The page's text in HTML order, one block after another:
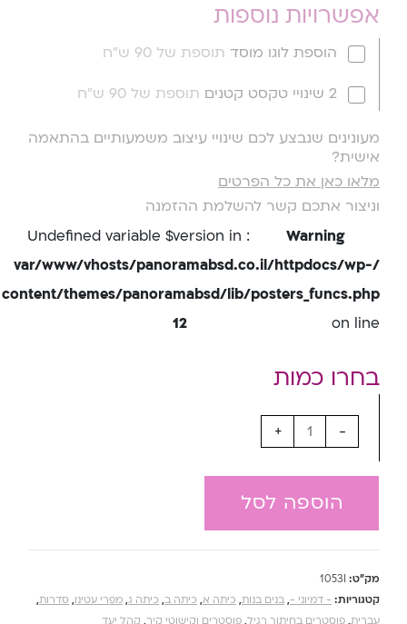
אפשרויות נוספות
הוספת לוגו מוסד תוספת של 90 ש"ח
2 שינויי טקסט קטנים תוספת של 90 ש"ח
מעונינים שנבצע לכם שינויי עיצוב משמעותיים בהתאמה
אישית?
מלאו כאן את כל הפרטים
וניצור אתכם קשר להשלמת ההזמנה
Warning
: Undefined variable $version in
/var/www/vhosts/panoramabsd.co.il/httpdocs/wp-
content/themes/panoramabsd/lib/posters_funcs.php
on line
12
-
+
הוספה לסל
מק"ט: 1053I
קטגוריות: - דמיוני -, בנים בנות, כיתה א, כיתה ב, כיתה ג, מפרי עטינו, סדרות,
עברית, פוסטרים בחיתוך רגיל, פוסטרים וקישוטי קיר, קהל יעד